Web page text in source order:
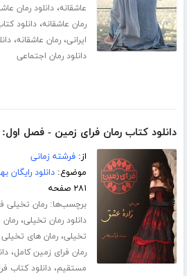
عاشقانه،دانلود رمان
رمان عاشقانه،دانلود
ایرانی،رمان عاشقانه،
دانلود رمان اجتماعی
دانلود کتاب رمان فرای زمین - فصل
از:فرشته زمانی
موضوع:دانلود رایگان
۲۸۱ صفحه
برچسب‌ها:رمان تخیلی
دانلود رمان تخیلی،
تخیلی،رمان های تخیلی
رمان فرای زمین کامل،
مستقیم،دانلود کتاب